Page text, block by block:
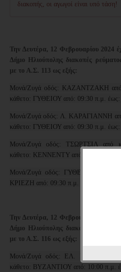
διακοπής, οι αγωγοί είναι υπό τάση!
Την Δευτέρα, 12 Φεβρουαρίου 2024
Δήμο Ηλιούπολης διακοπές
με το Α.Σ. 113 ως εξής:
Μονά/Ζυγά οδός: ΚΑΖΑΝΤΖΑΚΗ
κάθετο: ΓΥΘΕΙΟΥ από: 09:30 π.μ.
Μονά/Ζυγά οδός: Λ. ΚΑΡΑΓΙΑΝΝΗ
κάθετο: ΓΥΘΕΙΟΥ από: 09:30 π.μ.
Μονά/Ζυγά οδός: ΤΣΩΡΤΣΙΛ
κάθετο: ΚΕΝΝΕΝΤΥ από: 09:30 π.μ.
Μονά/Ζυγά οδός: ΓΥΘΕΙΟΥ από
ΚΡΙΕΖΗ από: 09:30 π.μ. έως: 16:00 μ.μ.
Την Δευτέρα, 12 Φεβρουαρίου 2024
Δήμο Ηλιούπολης διακοπές
με το Α.Σ. 116 ως εξής:
Μονά/Ζυγά οδός: ΕΛ. ΒΕΝΙΖΕΛΟΥ
κάθετο: ΒΥΖΑΝΤΙΟΥ από: 10:00 π.μ.